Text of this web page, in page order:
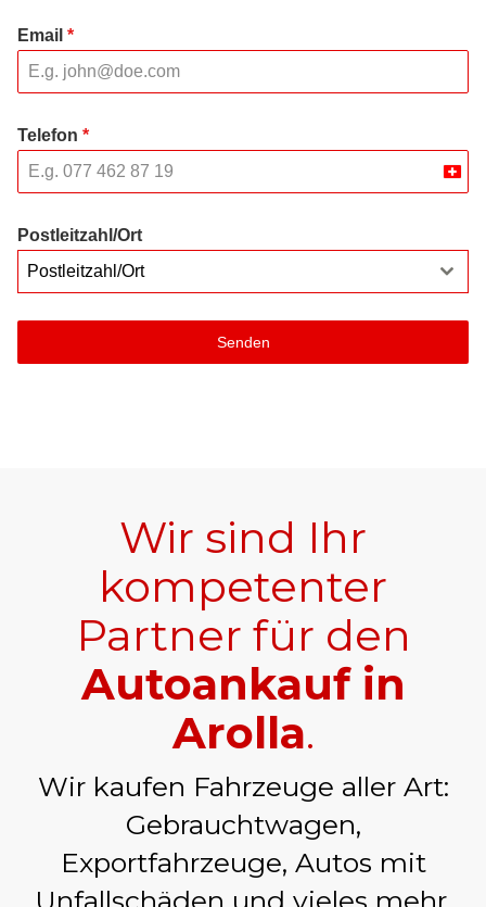
Email *
Telefon *
Postleitzahl/Ort
Postleitzahl/Ort
Senden
Wir sind Ihr
kompetenter
Partner für den
Autoankauf in
Arolla.
Wir kaufen Fahrzeuge aller Art:
Gebrauchtwagen,
Exportfahrzeuge, Autos mit
Unfallschäden und vieles mehr.